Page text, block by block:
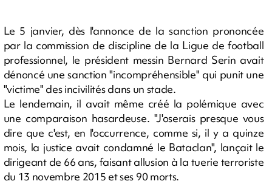
Le 5 janvier, dès l'annonce de la sanction prononcée
par la commission de discipline de la Ligue de football
professionnel, le président messin Bernard Serin avait
dénoncé une sanction "incompréhensible" qui punit une
"victime" des incivilités dans un stade.
Le lendemain, il avait même créé la polémique avec
une comparaison hasardeuse. "J'oserais presque vous
dire que c'est, en l'occurrence, comme si, il y a quinze
mois, la justice avait condamné le Bataclan", lançait le
dirigeant de 66 ans, faisant allusion à la tuerie terroriste
du 13 novembre 2015 et ses 90 morts.